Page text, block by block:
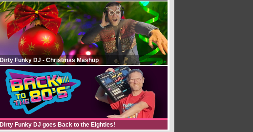
Dirty Funky DJ - Christmas Mashup
Dirty Funky DJ goes Back to the Eighties!